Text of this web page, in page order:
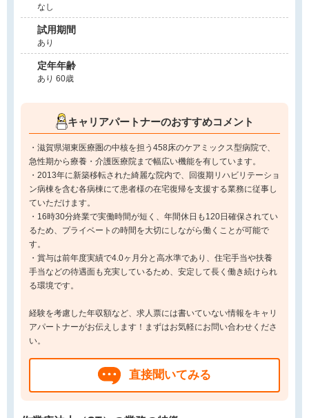
なし
試用期間
あり
定年年齢
あり 60歳
キャリアパートナーのおすすめコメント
・滋賀県湖東医療圏の中核を担う458床のケアミックス型病院で、
急性期から療養・介護医療院まで幅広い機能を有しています。
・2013年に新築移転された綺麗な院内で、回復期リハビリテーショ
ン病棟を含む各病棟にて患者様の在宅復帰を支援する業務に従事し
ていただけます。
・16時30分終業で実働時間が短く、年間休日も120日確保されてい
るため、プライベートの時間を大切にしながら働くことが可能で
す。
・賞与は前年度実績で4.0ヶ月分と高水準であり、住宅手当や扶養
手当などの待遇面も充実しているため、安定して長く働き続けられ
る環境です。
経験を考慮した年収額など、求人票には書いていない情報をキャリ
アパートナーがお伝えします！まずはお気軽にお問い合わせくださ
い。
直接聞いてみる